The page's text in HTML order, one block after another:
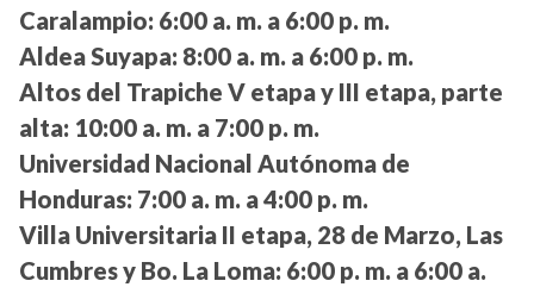
Caralampio: 6:00 a. m. a 6:00 p. m.
Aldea Suyapa: 8:00 a. m. a 6:00 p. m.
Altos del Trapiche V etapa y III etapa, parte
alta: 10:00 a. m. a 7:00 p. m.
Universidad Nacional Autónoma de
Honduras: 7:00 a. m. a 4:00 p. m.
Villa Universitaria II etapa, 28 de Marzo, Las
Cumbres y Bo. La Loma: 6:00 p. m. a 6:00 a.